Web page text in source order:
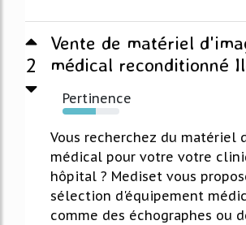
2
Vente de matériel
médical reconditionné
Pertinence
58%
Vous recherchez du matériel
médical pour votre votre
hôpital ? Mediset vous
sélection d'équipement
comme des échographes ou